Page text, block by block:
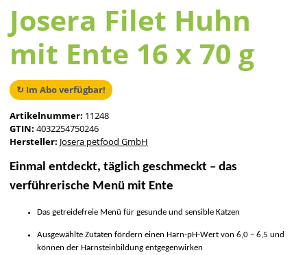
Josera Filet Huhn
mit Ente 16 x 70 g
↻ Im Abo verfügbar!
Artikelnummer: 11248
GTIN: 4032254750246
Hersteller: Josera petfood GmbH
Einmal entdeckt, täglich geschmeckt – das
verführerische Menü mit Ente
Das getreidefreie Menü für gesunde und sensible Katzen
Ausgewählte Zutaten fördern einen Harn-pH-Wert von 6,0 – 6,5 und
können der Harnsteinbildung entgegenwirken